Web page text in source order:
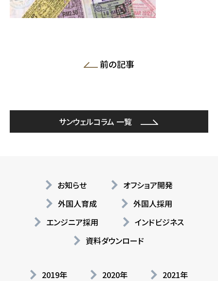
前の記事
サンウェルコラム 一覧
お知らせ
オフショア開発
外国人育成
外国人採用
エンジニア採用
インドビジネス
資料ダウンロード
2019年 2020年
2021年